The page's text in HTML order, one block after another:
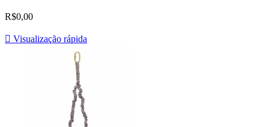
R$0,00
 Visualização rápida